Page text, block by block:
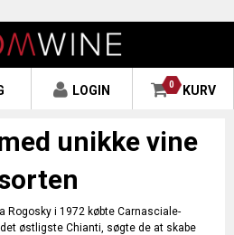
0 KURV
LOGIN
unikke vine
Rogosky i 1972 købte Carnasciale-
østligste Chianti, søgte de at skabe